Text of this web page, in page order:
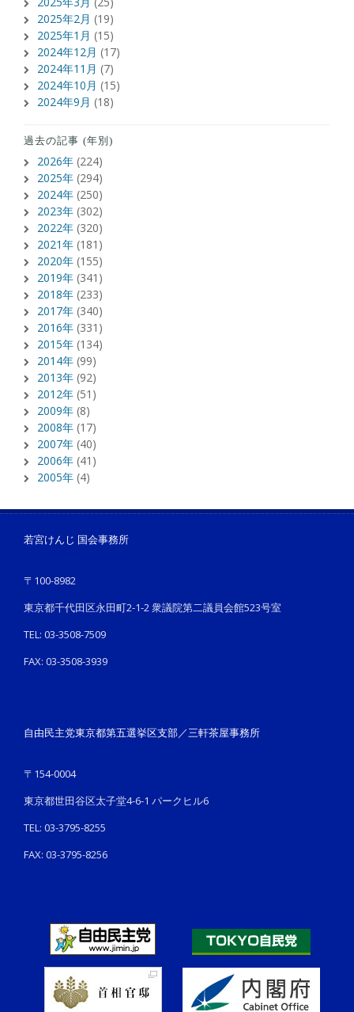
2025年2月 (19)
2025年1月 (15)
2024年12月 (17)
2024年11月 (7)
2024年10月 (15)
2024年9月 (18)
過去の記事 (年別)
2026年 (224)
2025年 (294)
2024年 (250)
2023年 (302)
2022年 (320)
2021年 (181)
2020年 (155)
2019年 (341)
2018年 (233)
2017年 (340)
2016年 (331)
2015年 (134)
2014年 (99)
2013年 (92)
2012年 (51)
2009年 (8)
2008年 (17)
2007年 (40)
2006年 (41)
2005年 (4)
若宮けんじ 国会事務所
〒100-8982
東京都千代田区永田町2-1-2 衆議院第二議員会館523号室
TEL: 03-3508-7509
FAX: 03-3508-3939
自由民主党東京都第五選挙区支部／三軒茶屋事務所
〒154-0004
東京都世田谷区太子堂4-6-1 パークヒル6
TEL: 03-3795-8255
FAX: 03-3795-8256